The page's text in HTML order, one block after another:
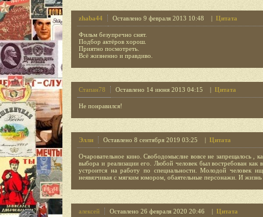
zhaba44 Оставлено 9 февраля 2013 10:48 | Цитата
Фильм безупречно снят.
Подбор актёров хорош.
Приятно посмотреть.
Всё жизненно и правдиво.
Стапан78 Оставлено 14 июня 2013 04:15 | Цитата
Не понравился!
Элли Оставлено 8 сентября 2019 03:25 | Цитата
Очаровательное кино. Свободомыслие вовсе не запрещалось ,
выбора и реализации его. Любой человек был востребован
устроится на работу по специальности. Молодой человек
неявязчивая с мягким юмором, обаятельные персонажи. И
алексей Оставлено 26 февраля 2020 20:46 | Цитата